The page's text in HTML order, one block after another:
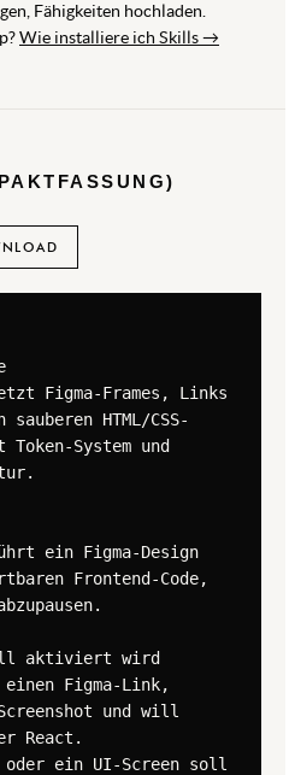
Fähigkeiten hochladen.
Wie installiere ich Skills →
Figma-Frames, Links
HTML/CSS-
System und
ein Figma-Design
Frontend-Code,
aktiviert wird
Figma-Link,
und will
React.
oder ein UI-Screen soll